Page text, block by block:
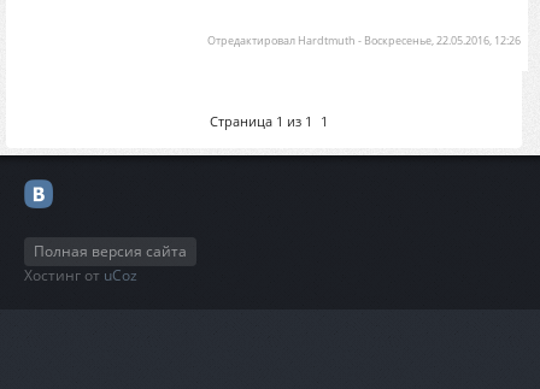
Отредактировал Hardtmuth - Воскресенье, 22.05.2016, 12:26
Страница 1 из 1 1
Полная версия сайта
Хостинг от uCoz